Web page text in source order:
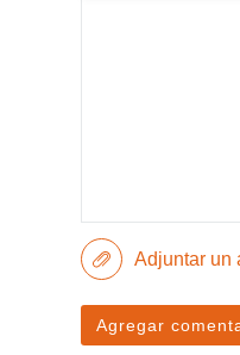
Adjuntar un
Agregar